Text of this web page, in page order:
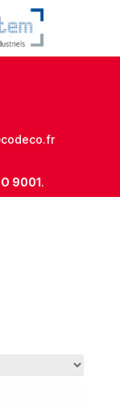
9001.